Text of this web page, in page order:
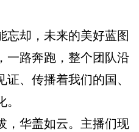
却，未来的美好蓝图
一路奔跑，整个团队沿
、传播着我们的国、
华盖如云。主播们现